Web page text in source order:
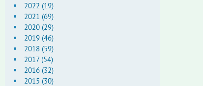
2022 (19)
2021 (69)
2020 (29)
2019 (46)
2018 (59)
2017 (54)
2016 (32)
2015 (30)